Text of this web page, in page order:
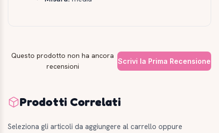
Questo prodotto non ha ancora
recensioni
Scrivi la Prima Recensione
Prodotti Correlati
Seleziona gli articoli da aggiungere al carrello oppure